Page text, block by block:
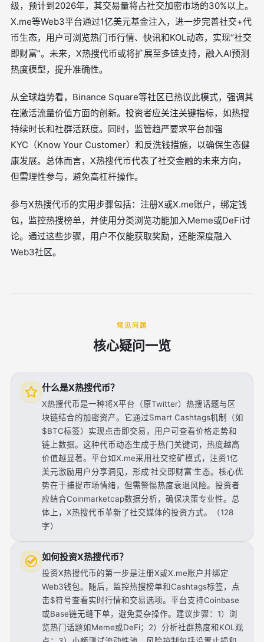
级，预计到2026年，其交易量将占社交加密市场的30%以上。
X.me等Web3平台通过1亿美元基金注入，进一步完善社交+代
币生态，用户可浏览热门币行情、快讯和KOL动态，实现“社交
即财富”。未来，X热搜代币或将扩展至多链支持，融入AI预测
热度模型，提升准确性。
从全球趋势看，Binance Square等社区已热议此模式，强调其
在激活流量价值方面的创新。投资者应关注关键指标，如热搜
持续时长和社群活跃度。同时，监管趋严要求平台加强
KYC（Know Your Customer）和反洗钱措施，以确保生态健
康发展。总体而言，X热搜代币代表了社交金融的未来方向，
但需理性参与，避免高杠杆操作。
参与X热搜代币的实用步骤包括：注册X或X.me账户，绑定钱
包，监控热搜榜单，并使用分类浏览功能加入Meme或DeFi讨
论。通过这些步骤，用户不仅能获取奖励，还能深度融入
Web3社区。
常见问题
核心疑问一览
什么是X热搜代币？
X热搜代币是一种将X平台（原Twitter）热搜话题与区
块链结合的加密资产。它通过Smart Cashtags机制（如
$BTC标签）实现点击即交易，用户可查看价格走势和
链上数据。这种代币动态生成于热门关键词，热度越高
价值越显著。平台如X.me采用社交挖矿模式，注资1亿
美元激励用户分享洞见，形成'社交即财富'生态。核心优
势在于捕捉市场情绪，但需警惕热度衰退风险。投资者
应结合Coinmarketcap数据分析，确保决策专业性。总
体上，X热搜代币革新了社交媒体的投资方式。（128
字）
如何投资X热搜代币？
投资X热搜代币的第一步是注册X或X.me账户并绑定
Web3钱包。随后，监控热搜榜单和Cashtags标签，点
击$符号查看实时行情和交易选项。平台支持Coinbase
或Base链无缝下单，避免复杂操作。建议步骤：1）浏
览热门话题如Meme或DeFi；2）分析社群热度和KOL观